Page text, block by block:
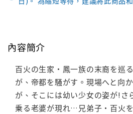
內容簡介
百火の生家・鳳一族の末裔を巡
が、帝都を騒がす。現場へと向
が、そこには幼い少女の姿が!さ
乗る老婆が現れ…兄弟子・百火